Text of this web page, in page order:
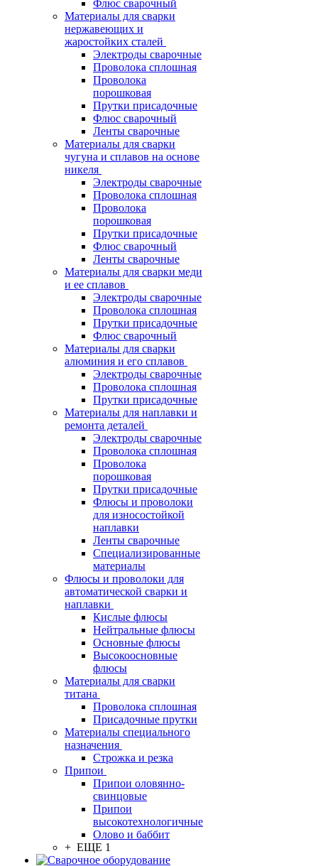
Флюс сварочный
Материалы для сварки
нержавеющих и
жаростойких сталей
Электроды сварочные
Проволока сплошная
Проволока
порошковая
Прутки присадочные
Флюс сварочный
Ленты сварочные
Материалы для сварки
чугуна и сплавов на основе
никеля
Электроды сварочные
Проволока сплошная
Проволока
порошковая
Прутки присадочные
Флюс сварочный
Ленты сварочные
Материалы для сварки меди
и ее сплавов
Электроды сварочные
Проволока сплошная
Прутки присадочные
Флюс сварочный
Материалы для сварки
алюминия и его сплавов
Электроды сварочные
Проволока сплошная
Прутки присадочные
Материалы для наплавки и
ремонта деталей
Электроды сварочные
Проволока сплошная
Проволока
порошковая
Прутки присадочные
Флюсы и проволоки
для износостойкой
наплавки
Ленты сварочные
Специализированные
материалы
Флюсы и проволоки для
автоматической сварки и
наплавки
Кислые флюсы
Нейтральные флюсы
Основные флюсы
Высокоосновные
флюсы
Материалы для сварки
титана
Проволока сплошная
Присадочные прутки
Материалы специального
назначения
Строжка и резка
Припои
Припои оловянно-
свинцовые
Припои
высокотехнологичные
Олово и баббит
+ ЕЩЕ 1